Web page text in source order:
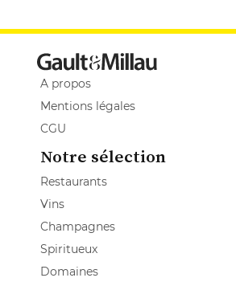
A propos
Mentions légales
CGU
Notre sélection
Restaurants
Vins
Champagnes
Spiritueux
Domaines